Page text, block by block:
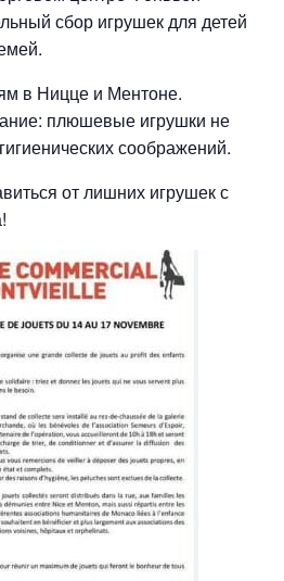
сбор игрушек для детей
в Ницце и Ментоне.
плюшевые игрушки не
соображений.
от лишних игрушек с